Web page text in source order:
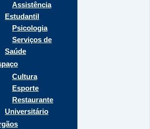
Assistência
Estudantil
Psicologia
Serviços de
Saúde
Cultura
Esporte
Restaurante
Universitário